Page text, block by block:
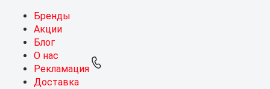
Бренды
Акции
Блог
О нас
Рекламация
Доставка